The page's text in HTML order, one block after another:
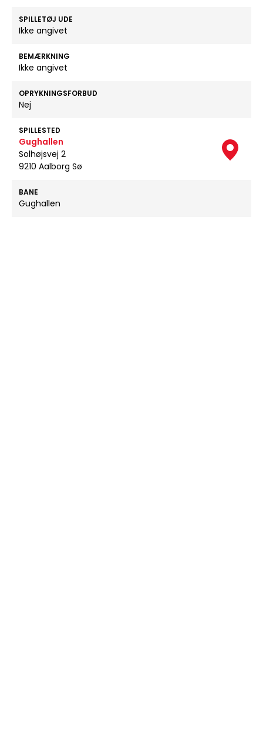
SPILLETØJ UDE
Ikke angivet
BEMÆRKNING
Ikke angivet
OPRYKNINGSFORBUD
Nej
SPILLESTED
Gughallen
Solhøjsvej 2
9210 Aalborg Sø
BANE
Gughallen